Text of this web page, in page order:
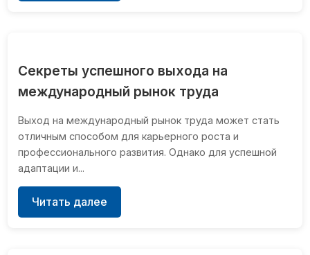
Секреты успешного выхода на
международный рынок труда
Выход на международный рынок труда может стать
отличным способом для карьерного роста и
профессионального развития. Однако для успешной
адаптации и...
Читать далее